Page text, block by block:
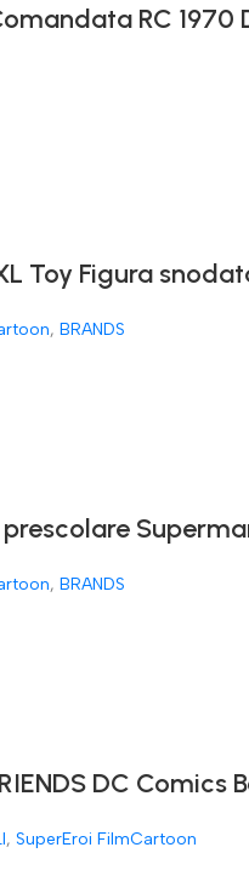
RC
Toy Figura
, BRANDS
, BRANDS
DC Comics
, SuperEroi FilmCartoon